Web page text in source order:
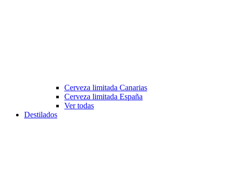
Cerveza limitada Canarias
Cerveza limitada España
Ver todas
Destilados